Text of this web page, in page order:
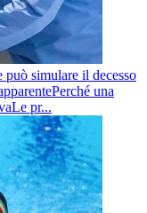
può simulare il decesso
una
pr...